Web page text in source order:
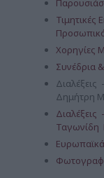
Χορηγίες
Συνέδρια
Διαλέξεις
Δημήτρη
Διαλέξεις
Ταγωνίδη